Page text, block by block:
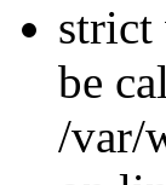
strict
be
/var/